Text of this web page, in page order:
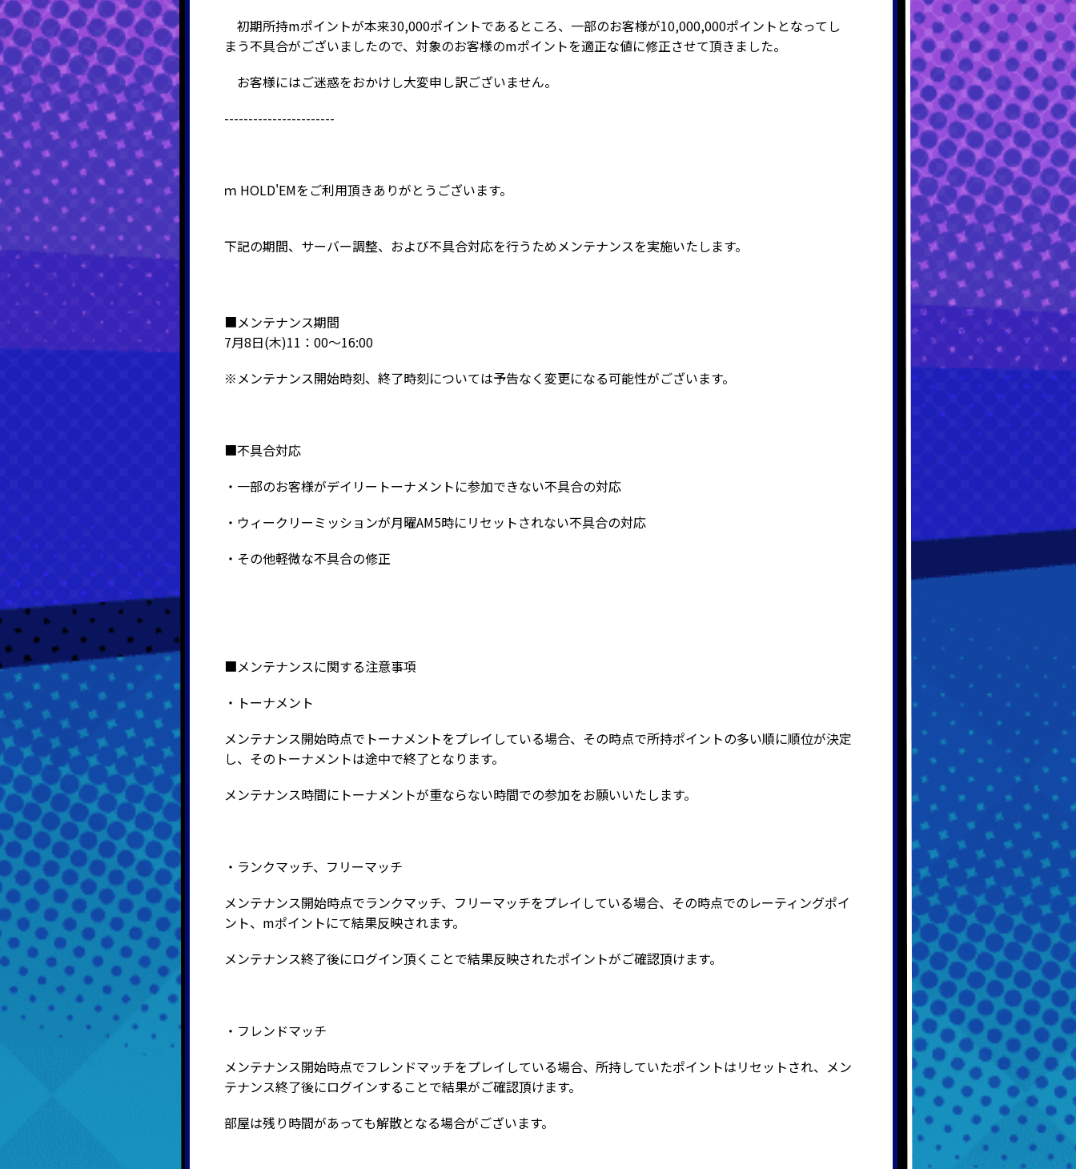
初期所持mポイントが本来30,000ポイントであるところ、一部のお客様が10,000,000ポイントとなってし
まう不具合がございましたので、対象のお客様のmポイントを適正な値に修正させて頂きました。
お客様にはご迷惑をおかけし大変申し訳ございません。
-----------------------
ｍ HOLD'EMをご利用頂きありがとうございます。
下記の期間、サーバー調整、および不具合対応を行うためメンテナンスを実施いたします。
■メンテナンス期間
7月8日(木)11：00～16:00
※メンテナンス開始時刻、終了時刻については予告なく変更になる可能性がございます。
■不具合対応
・一部のお客様がデイリートーナメントに参加できない不具合の対応
・ウィークリーミッションが月曜AM5時にリセットされない不具合の対応
・その他軽微な不具合の修正
■メンテナンスに関する注意事項
・トーナメント
メンテナンス開始時点でトーナメントをプレイしている場合、その時点で所持ポイントの多い順に順位が決定
し、そのトーナメントは途中で終了となります。
メンテナンス時間にトーナメントが重ならない時間での参加をお願いいたします。
・ランクマッチ、フリーマッチ
メンテナンス開始時点でランクマッチ、フリーマッチをプレイしている場合、その時点でのレーティングポイ
ント、mポイントにて結果反映されます。
メンテナンス終了後にログイン頂くことで結果反映されたポイントがご確認頂けます。
・フレンドマッチ
メンテナンス開始時点でフレンドマッチをプレイしている場合、所持していたポイントはリセットされ、メン
テナンス終了後にログインすることで結果がご確認頂けます。
部屋は残り時間があっても解散となる場合がございます。